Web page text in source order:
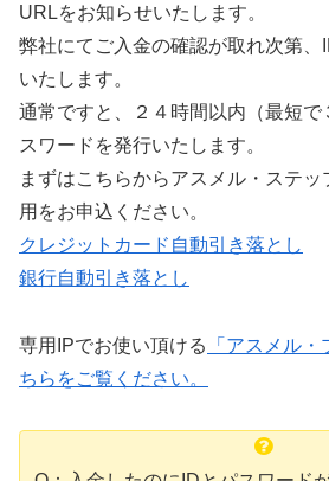
URLをお知らせいたします。
弊社にてご入金の確認が取れ次第
いたします。
通常ですと、２４時間以内（最短
スワードを発行いたします。
まずはこちらからアスメル・ステッ
用をお申込ください。
クレジットカード自動引き落とし
銀行自動引き落とし
専用IPでお使い頂ける
「アスメル
ちらをご覧ください。